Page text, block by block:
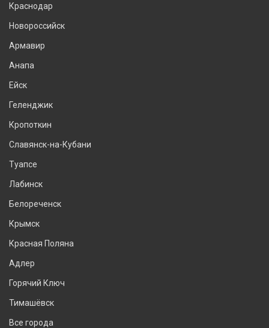
Краснодар
Новороссийск
Армавир
Анапа
Ейск
Геленджик
Кропоткин
Славянск-на-Кубани
Туапсе
Лабинск
Белореченск
Крымск
Красная Поляна
Адлер
Горячий Ключ
Тимашёвск
Все города